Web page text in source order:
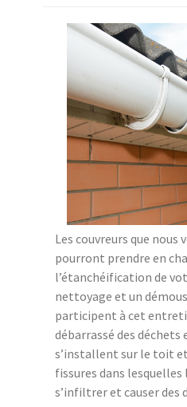
Les couvreurs que nous
pourront prendre en
l’étanchéification de
nettoyage et un
participent à cet
débarrassé des déchets
s’installent sur le toit
fissures dans lesquelles
s’infiltrer et causer des